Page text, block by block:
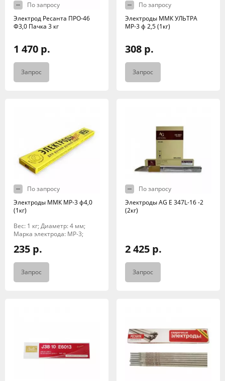
По запросу
Электрод Ресанта ПРО-46
Ф3,0 Пачка 3 кг
1 470 р.
Запрос
По запросу
Электроды ММК УЛЬТРА
МР-3 ф 2,5 (1кг)
308 р.
Запрос
По запросу
Электроды ММК МР-3 ф4,0
(1кг)
Вес: 1 кг; Диаметр: 4 мм;
Марка электрода: МР-3;
235 р.
Запрос
По запросу
Электроды AG E 347L-16 -2
(2кг)
2 425 р.
Запрос